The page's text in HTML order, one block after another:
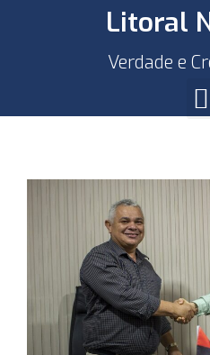
Litoral
Verdade e